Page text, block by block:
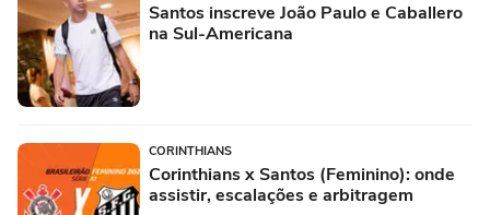
Santos inscreve João Paulo e Caballero
na Sul-Americana
CORINTHIANS
Corinthians x Santos (Feminino): onde
assistir, escalações e arbitragem